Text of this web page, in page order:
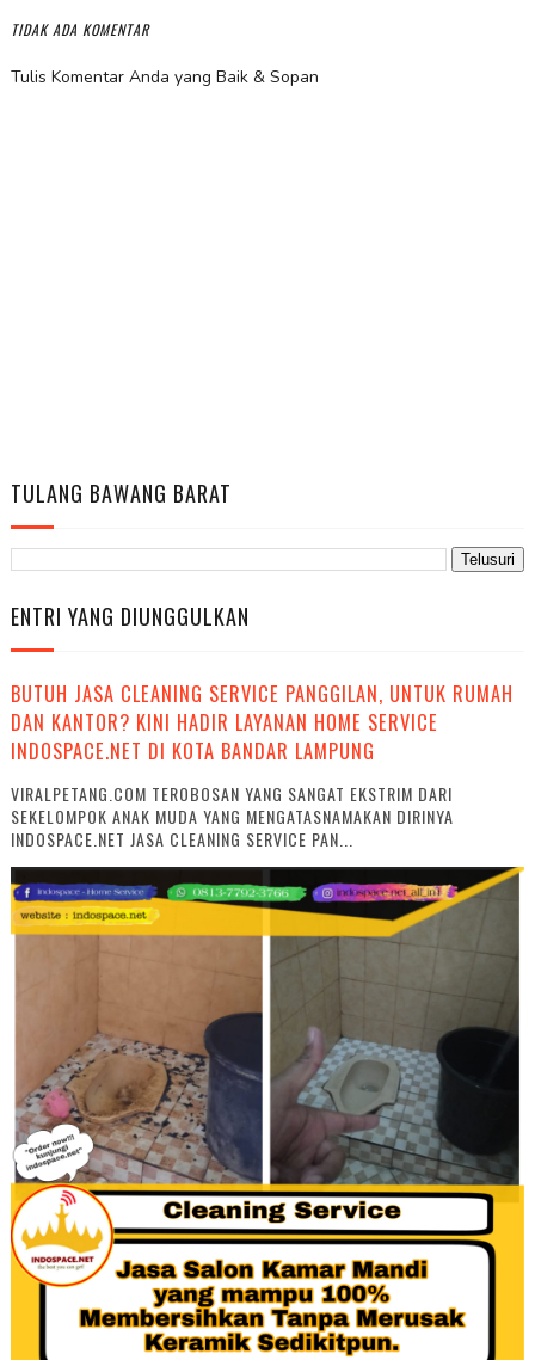
TIDAK ADA KOMENTAR
Tulis Komentar Anda yang Baik & Sopan
TULANG BAWANG BARAT
ENTRI YANG DIUNGGULKAN
BUTUH JASA CLEANING SERVICE PANGGILAN, UNTUK RUMAH
DAN KANTOR? KINI HADIR LAYANAN HOME SERVICE
INDOSPACE.NET DI KOTA BANDAR LAMPUNG
VIRALPETANG.COM TEROBOSAN YANG SANGAT EKSTRIM DARI
SEKELOMPOK ANAK MUDA YANG MENGATASNAMAKAN DIRINYA
INDOSPACE.NET JASA CLEANING SERVICE PAN...